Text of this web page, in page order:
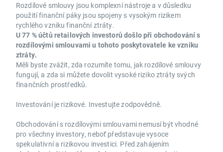
Rozdílové smlouvy jsou komplexní nástroje a v důsledku
použití finanční páky jsou spojeny s vysokým rizikem
rychlého vzniku finanční ztráty.
U 77 % účtů retailových investorů došlo při obchodování s
rozdílovými smlouvami u tohoto poskytovatele ke vzniku
ztráty.
Měli byste zvážit, zda rozumíte tomu, jak rozdílové smlouvy
fungují, a zda si můžete dovolit vysoké riziko ztráty svých
finančních prostředků.
Investování je rizikové. Investujte zodpovědně.
Obchodování s rozdílovými smlouvami nemusí být vhodné
pro všechny investory, neboť představuje vysoce
spekulativní a rizikovou investici. Před zahájením